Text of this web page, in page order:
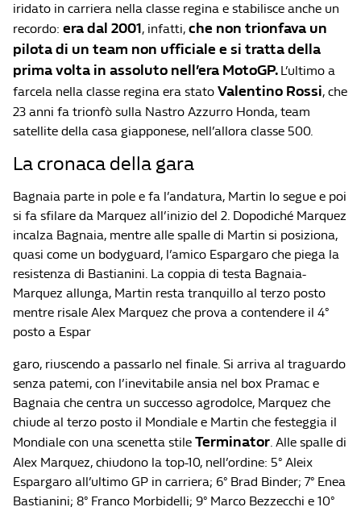
iridato in carriera nella classe regina e stabilisce anche un
recordo: era dal 2001, infatti, che non trionfava un
pilota di un team non ufficiale e si tratta della
prima volta in assoluto nell’era MotoGP. L’ultimo a
farcela nella classe regina era stato Valentino Rossi, che
23 anni fa trionfò sulla Nastro Azzurro Honda, team
satellite della casa giapponese, nell’allora classe 500.
La cronaca della gara
Bagnaia parte in pole e fa l’andatura, Martin lo segue e poi
si fa sfilare da Marquez all’inizio del 2. Dopodiché Marquez
incalza Bagnaia, mentre alle spalle di Martin si posiziona,
quasi come un bodyguard, l’amico Espargaro che piega la
resistenza di Bastianini. La coppia di testa Bagnaia-
Marquez allunga, Martin resta tranquillo al terzo posto
mentre risale Alex Marquez che prova a contendere il 4°
posto a Espar
garo, riuscendo a passarlo nel finale. Si arriva al traguardo
senza patemi, con l’inevitabile ansia nel box Pramac e
Bagnaia che centra un successo agrodolce, Marquez che
chiude al terzo posto il Mondiale e Martin che festeggia il
Mondiale con una scenetta stile Terminator. Alle spalle di
Alex Marquez, chiudono la top-10, nell’ordine: 5° Aleix
Espargaro all’ultimo GP in carriera; 6° Brad Binder; 7° Enea
Bastianini; 8° Franco Morbidelli; 9° Marco Bezzecchi e 10°